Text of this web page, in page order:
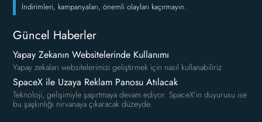
İndirimleri, kampanyaları, önemli olayları kaçırmayın.
Güncel Haberler
Yapay Zekanın Websitelerinde Kullanımı
Yapay zekaları websitelerimizi geliştirmek için nasıl kullanabiliriz
SpaceX ile Uzaya Reklam Panosu Atılacak
Teknoloji, gelişimiyle şaşırtmaya devam ediyor. SpaceX'in duyurusu ise
bu şaşkınlığı nirvanaya çıkaracak düzeyde.